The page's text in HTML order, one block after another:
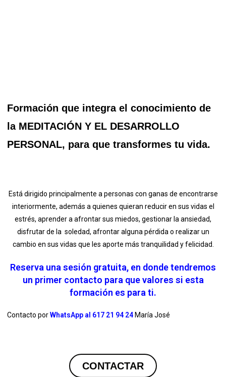
Formación que integra el conocimiento de
la MEDITACIÓN Y EL DESARROLLO
PERSONAL, para que transformes tu vida.
Está dirigido principalmente a personas con ganas de encontrarse
interiormente, además a quienes quieran reducir en sus vidas el
estrés, aprender a afrontar sus miedos, gestionar la ansiedad,
disfrutar de la soledad, afrontar alguna pérdida o realizar un
cambio en sus vidas que les aporte más tranquilidad y felicidad.
Reserva una sesión gratuita, en donde tendremos
un primer contacto para que valores si esta
formación es para ti.
Contacto porWhatsApp al 617 21 94 24 María José
CONTACTAR